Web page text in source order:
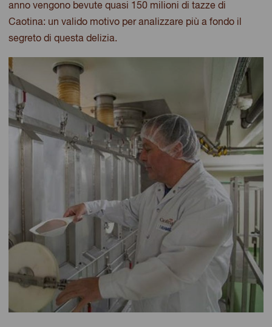
anno vengono bevute quasi 150 milioni di tazze di
Caotina: un valido motivo per analizzare più a fondo il
segreto di questa delizia.